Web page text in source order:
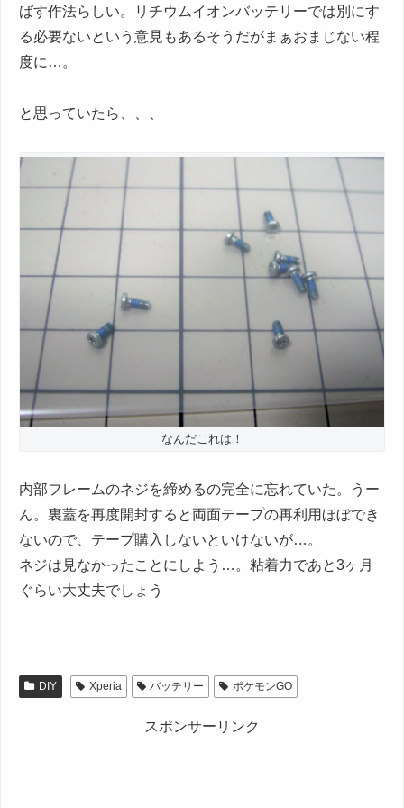
ばす作法らしい。リチウムイオンバッテリーでは別にす
る必要ないという意見もあるそうだがまぁおまじない程
度に…。
と思っていたら、、、
なんだこれは！
内部フレームのネジを締めるの完全に忘れていた。うー
ん。裏蓋を再度開封すると両面テープの再利用ほぼでき
ないので、テープ購入しないといけないが…。
ネジは見なかったことにしよう…。粘着力であと3ヶ月
ぐらい大丈夫でしょう
DIY Xperia バッテリー ポケモンGO
スポンサーリンク